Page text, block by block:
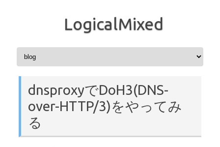
LogicalMixed
コンテンツへスキップ
dnsproxyでDoH3(DNS-
over-HTTP/3)をやってみ
る